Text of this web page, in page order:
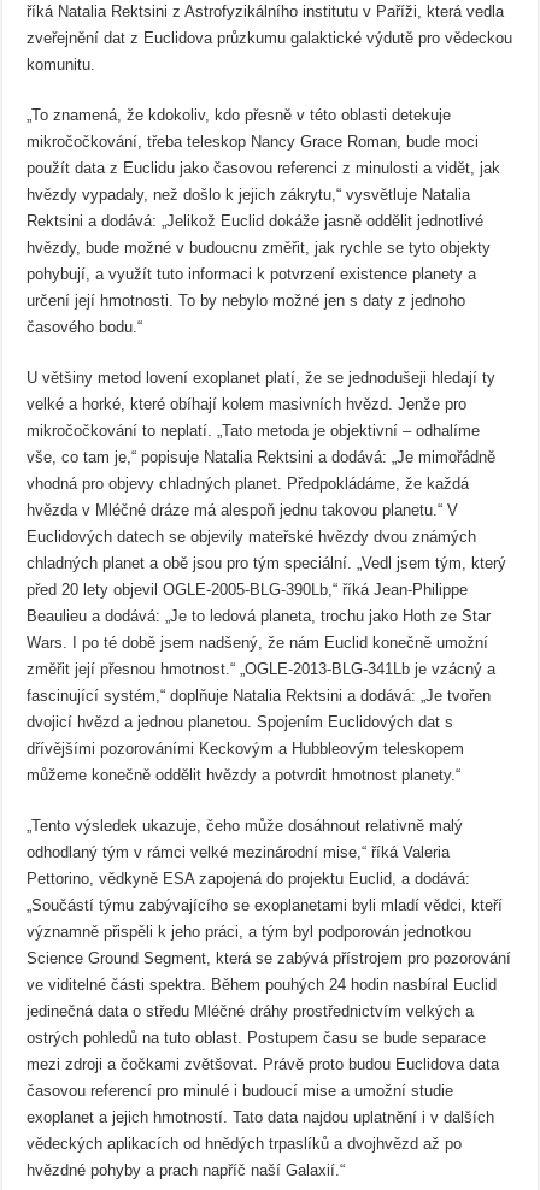
říká Natalia Rektsini z Astrofyzikálního institutu v Paříži, která vedla
zveřejnění dat z Euclidova průzkumu galaktické výdutě pro vědeckou
komunitu.
„To znamená, že kdokoliv, kdo přesně v této oblasti detekuje
mikročočkování, třeba teleskop Nancy Grace Roman, bude moci
použít data z Euclidu jako časovou referenci z minulosti a vidět, jak
hvězdy vypadaly, než došlo k jejich zákrytu,“ vysvětluje Natalia
Rektsini a dodává: „Jelikož Euclid dokáže jasně oddělit jednotlivé
hvězdy, bude možné v budoucnu změřit, jak rychle se tyto objekty
pohybují, a využít tuto informaci k potvrzení existence planety a
určení její hmotnosti. To by nebylo možné jen s daty z jednoho
časového bodu.“
U většiny metod lovení exoplanet platí, že se jednodušeji hledají ty
velké a horké, které obíhají kolem masivních hvězd. Jenže pro
mikročočkování to neplatí. „Tato metoda je objektivní – odhalíme
vše, co tam je,“ popisuje Natalia Rektsini a dodává: „Je mimořádně
vhodná pro objevy chladných planet. Předpokládáme, že každá
hvězda v Mléčné dráze má alespoň jednu takovou planetu.“ V
Euclidových datech se objevily mateřské hvězdy dvou známých
chladných planet a obě jsou pro tým speciální. „Vedl jsem tým, který
před 20 lety objevil OGLE-2005-BLG-390Lb,“ říká Jean-Philippe
Beaulieu a dodává: „Je to ledová planeta, trochu jako Hoth ze Star
Wars. I po té době jsem nadšený, že nám Euclid konečně umožní
změřit její přesnou hmotnost.“ „OGLE-2013-BLG-341Lb je vzácný a
fascinující systém,“ doplňuje Natalia Rektsini a dodává: „Je tvořen
dvojicí hvězd a jednou planetou. Spojením Euclidových dat s
dřívějšími pozorováními Keckovým a Hubbleovým teleskopem
můžeme konečně oddělit hvězdy a potvrdit hmotnost planety.“
„Tento výsledek ukazuje, čeho může dosáhnout relativně malý
odhodlaný tým v rámci velké mezinárodní mise,“ říká Valeria
Pettorino, vědkyně ESA zapojená do projektu Euclid, a dodává:
„Součástí týmu zabývajícího se exoplanetami byli mladí vědci, kteří
významně přispěli k jeho práci, a tým byl podporován jednotkou
Science Ground Segment, která se zabývá přístrojem pro pozorování
ve viditelné části spektra. Během pouhých 24 hodin nasbíral Euclid
jedinečná data o středu Mléčné dráhy prostřednictvím velkých a
ostrých pohledů na tuto oblast. Postupem času se bude separace
mezi zdroji a čočkami zvětšovat. Právě proto budou Euclidova data
časovou referencí pro minulé i budoucí mise a umožní studie
exoplanet a jejich hmotností. Tato data najdou uplatnění i v dalších
vědeckých aplikacích od hnědých trpaslíků a dvojhvězd až po
hvězdné pohyby a prach napříč naší Galaxií.“